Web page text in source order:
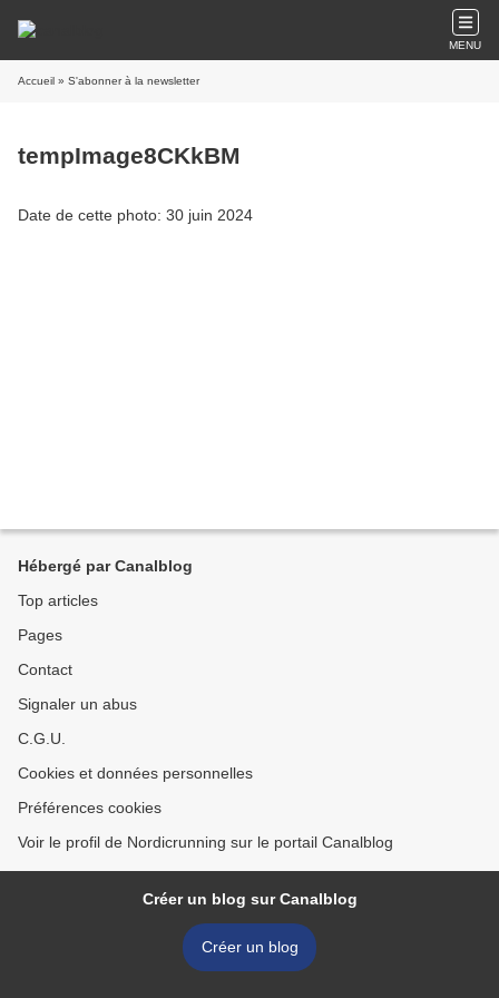
MENU
Accueil » S'abonner à la newsletter
tempImage8CKkBM
Date de cette photo: 30 juin 2024
Hébergé par Canalblog
Top articles
Pages
Contact
Signaler un abus
C.G.U.
Cookies et données personnelles
Préférences cookies
Voir le profil de Nordicrunning sur le portail Canalblog
Créer un blog sur Canalblog
Créer un blog